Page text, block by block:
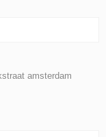
amsterdam